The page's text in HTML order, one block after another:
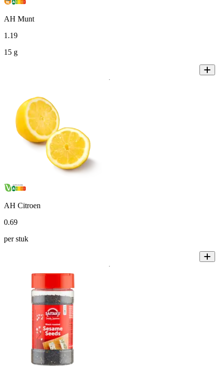
AH Munt
1 .19
15 g
AH Citroen
0.69
per stuk